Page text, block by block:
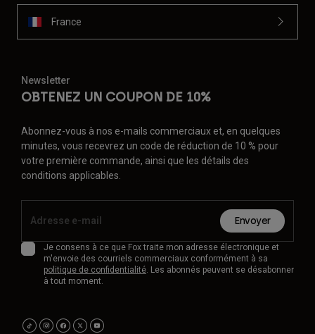
France
Newsletter
OBTENEZ UN COUPON DE 10%
Abonnez-vous à nos e-mails commerciaux et, en quelques
minutes, vous recevrez un code de réduction de 10 % pour
votre première commande, ainsi que les détails des
conditions applicables.
Envoyer
Je consens à ce que Fox traite mon adresse électronique et
m'envoie des courriels commerciaux conformément à sa
politique de confidentialité. Les abonnés peuvent se désabonner
à tout moment.